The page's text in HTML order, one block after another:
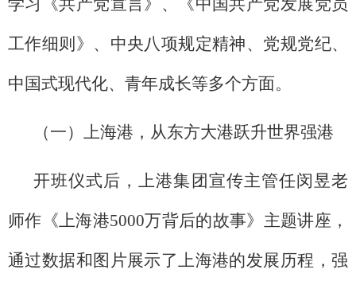
学习《共产党宣言》、《中国共产党发展党员
工作细则》、中央八项规定精神、党规党纪、
中国式现代化、青年成长等多个方面。
（一）上海港，从东方大港跃升世界强港
开班仪式后，上港集团宣传主管任闵昱老
师作《上海港5000万背后的故事》主题讲座，
通过数据和图片展示了上海港的发展历程，强